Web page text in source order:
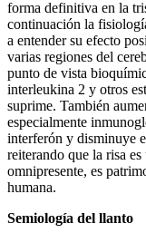
forma definitiva en la
continuación la
a entender su efecto
varias regiones del
punto de vista
interleukina 2 y otros
suprime. También
especialmente
interferón y disminuye
reiterando que la risa
omnipresente, es
humana.
Semiología del llanto